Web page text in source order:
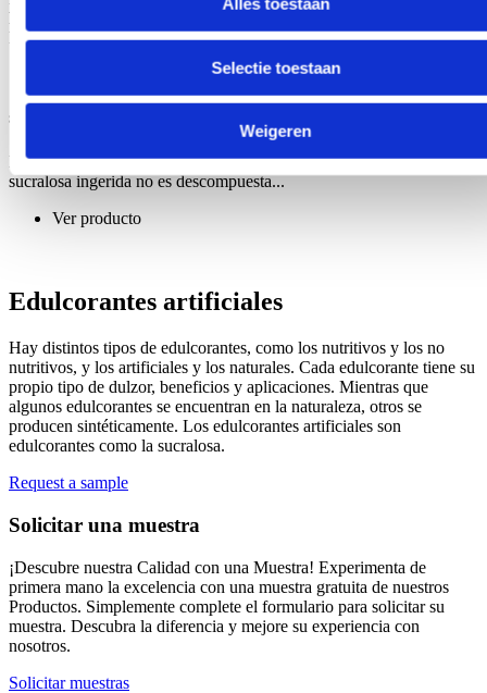
Selectie toestaan
Weigeren
haciendo reaccionar ácido sulfobenzoico con anhídrido acético.
Este...
Sucralosa
La sucralosa es un edulcorante no nutritivo. La mayor parte de la
sucralosa ingerida no es descompuesta...
Ver producto
Edulcorantes artificiales
Hay distintos tipos de edulcorantes, como los nutritivos y los no
nutritivos, y los artificiales y los naturales. Cada edulcorante tiene su
propio tipo de dulzor, beneficios y aplicaciones. Mientras que
algunos edulcorantes se encuentran en la naturaleza, otros se
producen sintéticamente. Los edulcorantes artificiales son
edulcorantes como la sucralosa.
Request a sample
Solicitar una muestra
¡Descubre nuestra Calidad con una Muestra! Experimenta de
primera mano la excelencia con una muestra gratuita de nuestros
Productos. Simplemente complete el formulario para solicitar su
muestra. Descubra la diferencia y mejore su experiencia con
nosotros.
Solicitar muestras